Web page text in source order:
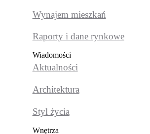
Wynajem mieszkań
Raporty i dane rynkowe
Wiadomości
Aktualności
Architektura
Styl życia
Wnętrza